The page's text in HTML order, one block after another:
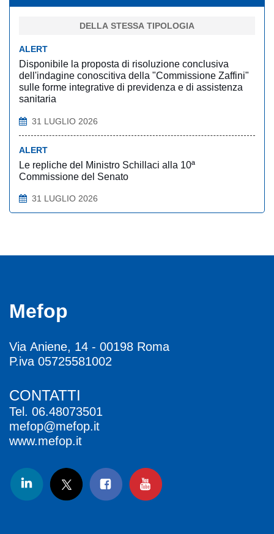
DELLA STESSA TIPOLOGIA
ALERT
Disponibile la proposta di risoluzione conclusiva
dell'indagine conoscitiva della "Commissione Zaffini"
sulle forme integrative di previdenza e di assistenza
sanitaria
31 LUGLIO 2026
ALERT
Le repliche del Ministro Schillaci alla 10ª
Commissione del Senato
31 LUGLIO 2026
Mefop
Via Aniene, 14 - 00198 Roma
P.iva 05725581002
CONTATTI
Tel. 06.48073501
mefop@mefop.it
www.mefop.it